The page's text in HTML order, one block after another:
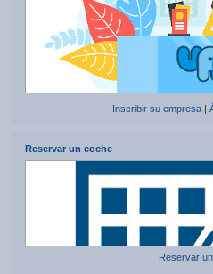
Inscribir su empresa|
Reservar un coche
Reservar